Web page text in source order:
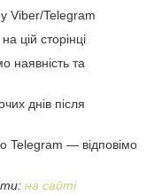
Viber/Telegram
цій сторінці
наявність та
днів після
Telegram — відповімо
на сайті